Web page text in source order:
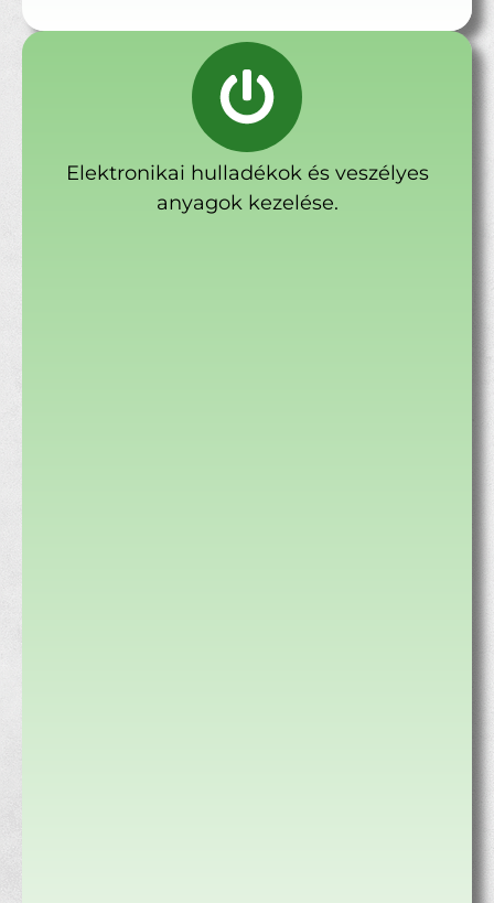
Elektronikai hulladékok és veszélyes
anyagok kezelése.